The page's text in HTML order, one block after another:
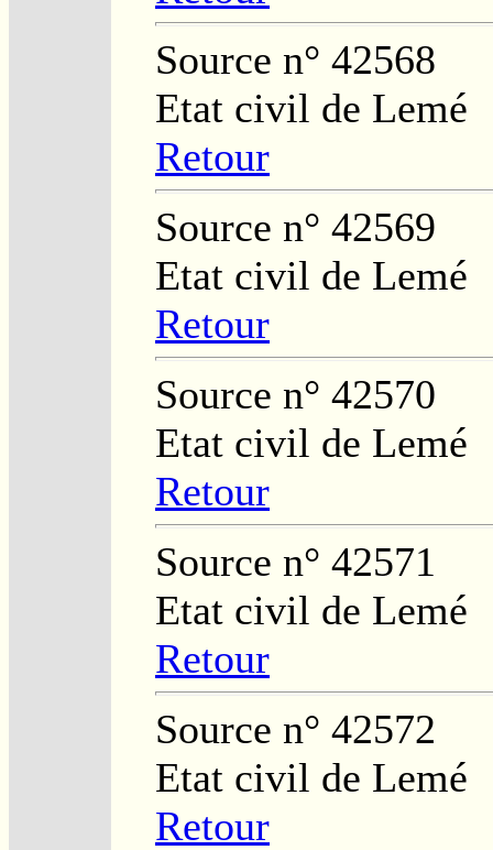
Source n° 42568
Etat civil de Lemé
Retour
Source n° 42569
Etat civil de Lemé
Retour
Source n° 42570
Etat civil de Lemé
Retour
Source n° 42571
Etat civil de Lemé
Retour
Source n° 42572
Etat civil de Lemé
Retour